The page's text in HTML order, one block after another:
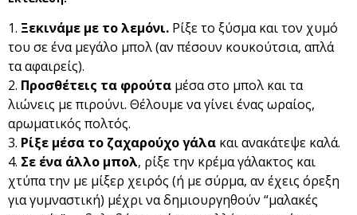
Ξεκινάμε με το λεμόνι. Ρίξε το ξύσμα και τον χυμό
του σε ένα μεγάλο μπολ (αν πέσουν κουκούτσια, απλά
τα αφαιρείς).
Προσθέτεις τα φρούτα μέσα στο μπολ και τα
λιώνεις με πιρούνι. Θέλουμε να γίνει ένας ωραίος,
αρωματικός πολτός.
Ρίξε μέσα το ζαχαρούχο γάλα και ανακάτεψε καλά.
Σε ένα άλλο μπολ, ρίξε την κρέμα γάλακτος και
χτύπα την με μίξερ χειρός (ή με σύρμα, αν έχεις όρεξη
για γυμναστική) μέχρι να δημιουργηθούν “μαλακές